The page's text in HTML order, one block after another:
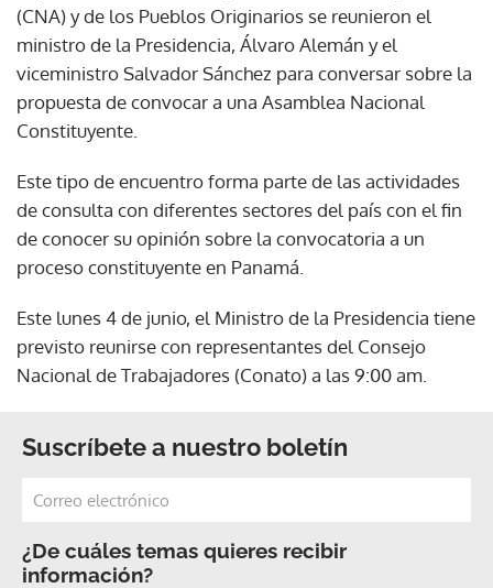
(CNA) y de los Pueblos Originarios se reunieron el
ministro de la Presidencia, Álvaro Alemán y el
viceministro Salvador Sánchez para conversar sobre la
propuesta de convocar a una Asamblea Nacional
Constituyente.
Este tipo de encuentro forma parte de las actividades
de consulta con diferentes sectores del país con el fin
de conocer su opinión sobre la convocatoria a un
proceso constituyente en Panamá.
Este lunes 4 de junio, el Ministro de la Presidencia tiene
previsto reunirse con representantes del Consejo
Nacional de Trabajadores (Conato) a las 9:00 am.
Suscríbete a nuestro boletín
¿De cuáles temas quieres recibir
información?